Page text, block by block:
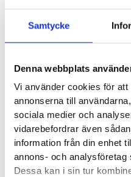
Samtycke
Denna webbplats
Vi använder cookies för
annonserna till
sociala medier och
vidarebefordrar även
information från din enhet
annons- och
Dessa kan i sin tur
Saldo weblager. För aktuellt
Produktegenskaper
Läst:Normal
Fotvalv:Normala,
Vikt:306 g
Höjd:Häl 32 mm –
Häl-tå dropp:
4mm